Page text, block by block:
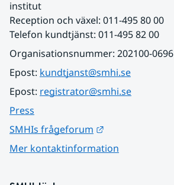
institut
Reception och växel: 011-495 80 00
Telefon kundtjänst: 011-495 82 00
Organisationsnummer: 202100-0696
Epost: kundtjanst@smhi.se
Epost: registrator@smhi.se
Press
SMHIs frågeforum
Mer kontaktinformation